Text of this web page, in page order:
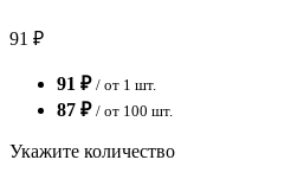
91 ₽
91 ₽ / от 1 шт.
87 ₽ / от 100 шт.
Укажите количество